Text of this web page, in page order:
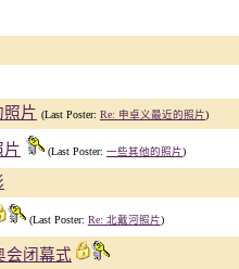
照片 (Last Poster: Re: 申卓义最近的照片)
片 (Last Poster: 一些其他的照片)
(Last Poster: Re: 北戴河照片)
会闭幕式